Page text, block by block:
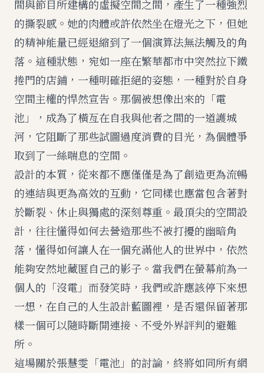
間與節目所建構的虛擬空間之間，產生了一種強烈
的撕裂感。她的肉體或許依然坐在燈光之下，但她
的精神能量已經退縮到了一個演算法無法觸及的角
落。這種狀態，宛如一座在繁華都市中突然拉下鐵
捲門的店鋪，一種明確拒絕的姿態，一種對於自身
空間主權的悍然宣告。那個被想像出來的「電
池」，成為了橫亙在自我與他者之間的一道護城
河，它阻斷了那些試圖過度消費的目光，為個體爭
取到了一絲喘息的空間。
設計的本質，從來都不應僅僅是為了創造更為流暢
的連結與更為高效的互動，它同樣也應當包含著對
於斷裂、休止與獨處的深刻尊重。最頂尖的空間設
計，往往懂得如何去營造那些不被打擾的幽暗角
落，懂得如何讓人在一個充滿他人的世界中，依然
能夠安然地藏匿自己的影子。當我們在螢幕前為一
個人的「沒電」而發笑時，我們或許應該停下來想
一想，在自己的人生設計藍圖裡，是否還保留著那
樣一個可以隨時斷開連接、不受外界評判的避難
所。
這場關於張慧雯「電池」的討論，終將如同所有網